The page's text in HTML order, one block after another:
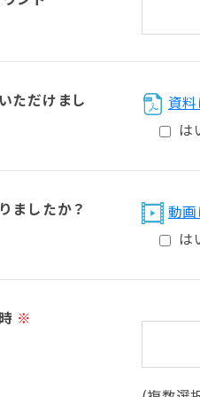
ただけまし
資
は
ましたか？
動
は
※